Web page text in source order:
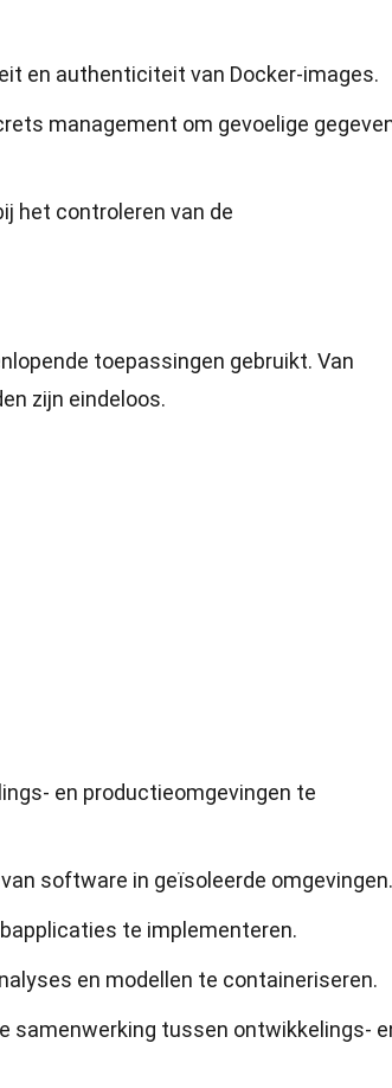
en authenticiteit van Docker-images.
management om gevoelige
het controleren van de
toepassingen gebruikt. Van
zijn eindeloos.
en productieomgevingen te
software in geïsoleerde omgevingen.
te implementeren.
en modellen te containeriseren.
samenwerking tussen ontwikkelings-